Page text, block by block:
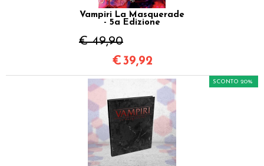
Vampiri La Masquerade
- 5a Edizione
€ 49,90
€39,92
SCONTO 20%